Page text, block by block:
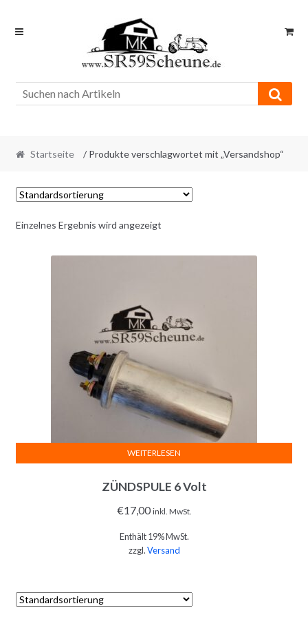
Skip
Skip
Startseite / Produkte verschlagwortet mit „Versandshop“
Einzelnes Ergebnis wird angezeigt
ZÜNDSPULE 6 Volt
€17,00 inkl. MwSt.
Enthält 19% MwSt.
zzgl.Versand
WEITERLESEN